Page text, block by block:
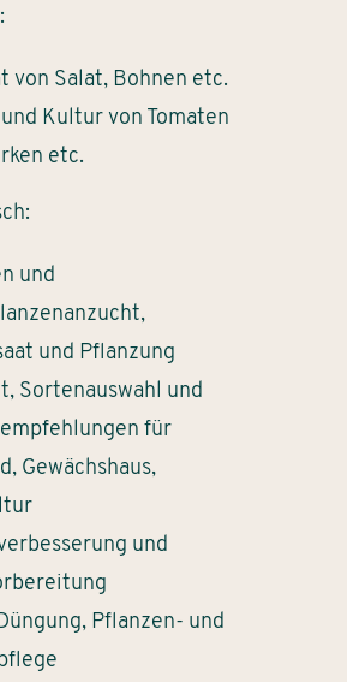
von Salat, Bohnen etc.
Kultur von Tomaten
etc.
und
und Pflanzung
Sortenauswahl und
für
Gewächshaus,
und
Pflanzen- und